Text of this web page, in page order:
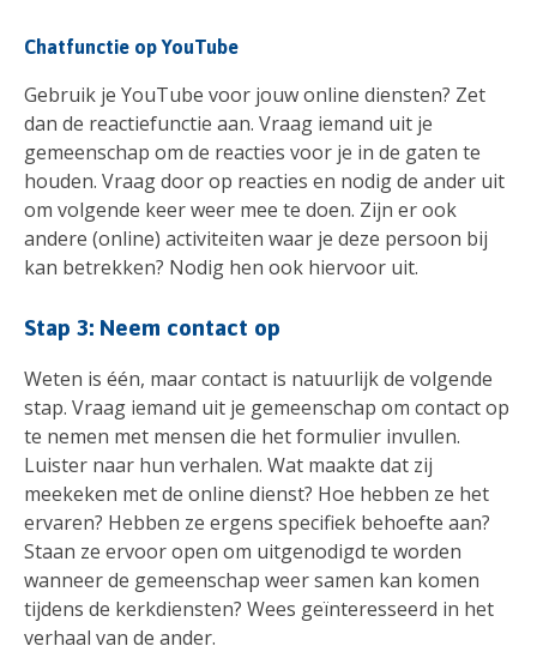
Chatfunctie op YouTube
Gebruik je YouTube voor jouw online diensten? Zet
dan de reactiefunctie aan. Vraag iemand uit je
gemeenschap om de reacties voor je in de gaten te
houden. Vraag door op reacties en nodig de ander uit
om volgende keer weer mee te doen. Zijn er ook
andere (online) activiteiten waar je deze persoon bij
kan betrekken? Nodig hen ook hiervoor uit.
Stap 3: Neem contact op
Weten is één, maar contact is natuurlijk de volgende
stap. Vraag iemand uit je gemeenschap om contact op
te nemen met mensen die het formulier invullen.
Luister naar hun verhalen. Wat maakte dat zij
meekeken met de online dienst? Hoe hebben ze het
ervaren? Hebben ze ergens specifiek behoefte aan?
Staan ze ervoor open om uitgenodigd te worden
wanneer de gemeenschap weer samen kan komen
tijdens de kerkdiensten? Wees geïnteresseerd in het
verhaal van de ander.